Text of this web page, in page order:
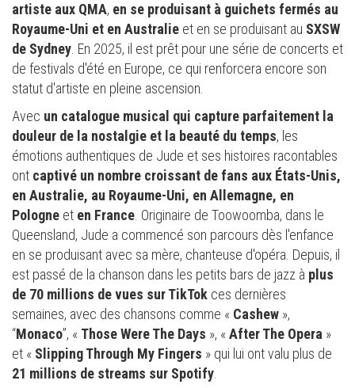
artiste aux QMA, en se produisant à guichets fermés au
Royaume-Uni et en Australie et en se produisant au SXSW
de Sydney. En 2025, il est prêt pour une série de concerts et
de festivals d'été en Europe, ce qui renforcera encore son
statut d'artiste en pleine ascension.
Avec un catalogue musical qui capture parfaitement la
douleur de la nostalgie et la beauté du temps, les
émotions authentiques de Jude et ses histoires racontables
ont captivé un nombre croissant de fans aux États-Unis,
en Australie, au Royaume-Uni, en Allemagne, en
Pologne et en France. Originaire de Toowoomba, dans le
Queensland, Jude a commencé son parcours dès l'enfance
en se produisant avec sa mère, chanteuse d'opéra. Depuis, il
est passé de la chanson dans les petits bars de jazz à plus
de 70 millions de vues sur TikTok ces dernières
semaines, avec des chansons comme « Cashew »,
“Monaco”, « Those Were The Days », «After The Opera »
et « Slipping Through My Fingers » qui lui ont valu plus de
21 millions de streams sur Spotify.